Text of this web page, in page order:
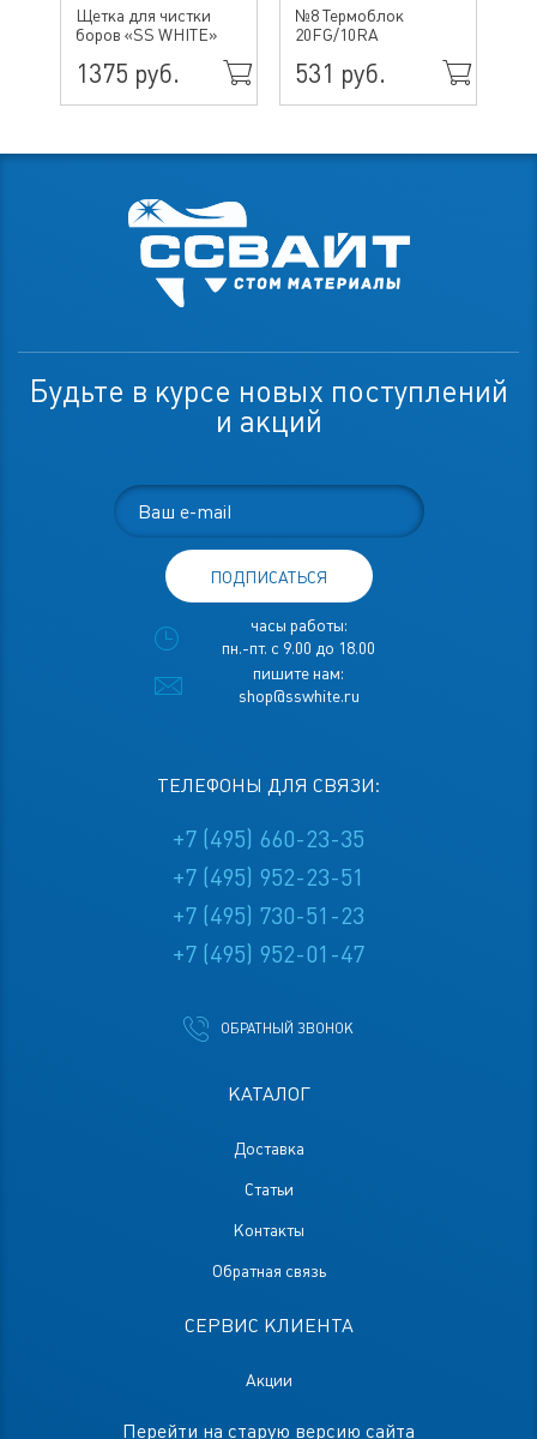
Щетка для чистки
боров «SS WHITE»
1375 руб.
№8 Термоблок
20FG/10RA
531 руб.
КАТАЛОГ
Доставка
Статьи
Контакты
Обратная связь
СЕРВИС КЛИЕНТА
Акции
Перейти на старую версию сайта
Будьте в курсе новых поступлений
и акций
ПОДПИСАТЬСЯ
часы работы:
пн.-пт. с 9.00 до 18.00
пишите нам:
shop@sswhite.ru
ТЕЛЕФОНЫ ДЛЯ СВЯЗИ:
+7 (495) 660-23-35
+7 (495) 952-23-51
+7 (495) 730-51-23
+7 (495) 952-01-47
ОБРАТНЫЙ ЗВОНОК